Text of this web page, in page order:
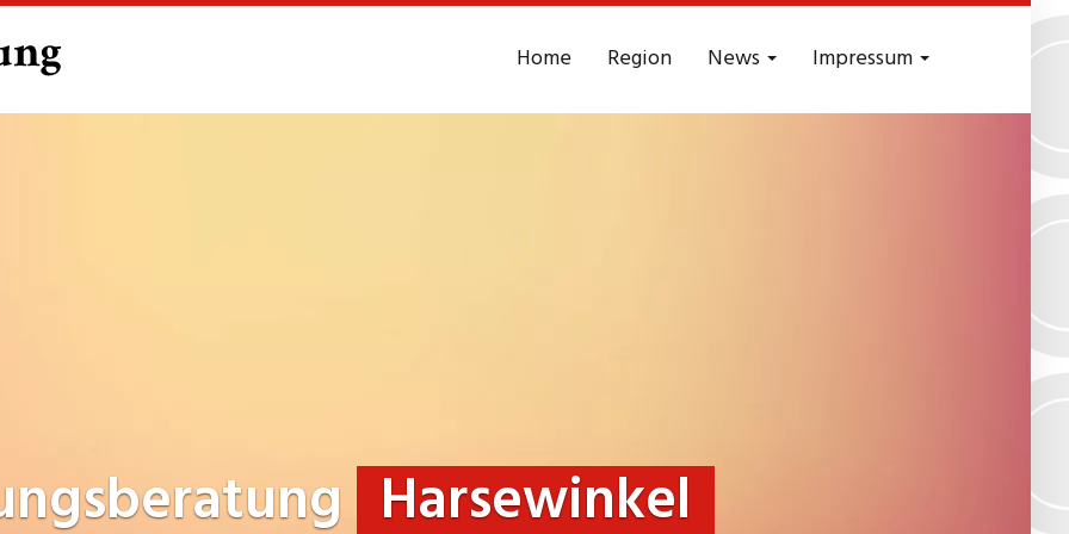
Home Region News Impressum
Harsewinkel